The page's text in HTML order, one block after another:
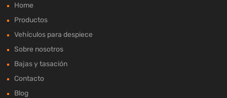
Home
Productos
Vehículos para despiece
Sobre nosotros
Bajas y tasación
Contacto
Blog